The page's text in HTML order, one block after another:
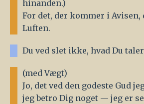
hinanden.)
For det, der kommer i
Luften.
Du ved slet ikke, hvad Du
(med Vægt)
Jo, det ved den godeste Gud
jeg betro Dig noget — jeg er